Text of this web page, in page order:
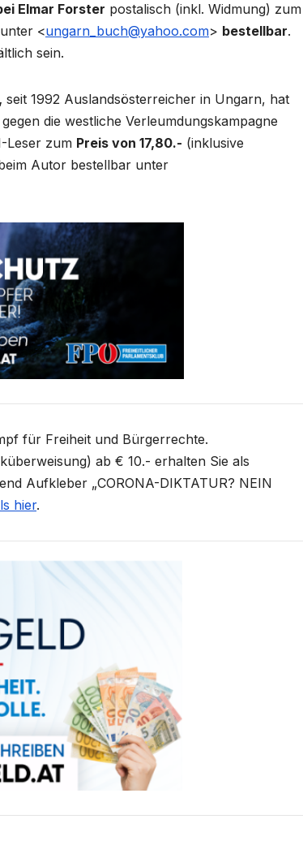
Elmar Forster postalisch (inkl. Widmung) zum
<ungarn_buch@yahoo.com> bestellbar.
sein.
seit 1992 Auslandsösterreicher in Ungarn, hat
die westliche Verleumdungskampagne
Leser zum Preis von 17,80.- (inklusive
Autor bestellbar unter
für Freiheit und Bürgerrechte.
ab € 10.- erhalten Sie als
Aufkleber „CORONA-DIKTATUR? NEIN
hier.